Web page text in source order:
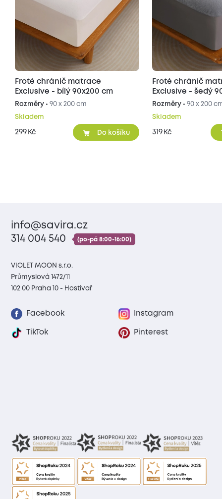
Froté chránič matrace
Exclusive - bílý 90x200 cm
Rozměry • 90 x 200 cm
Skladem
299 Kč Do košíku
Froté chránič
Exclusive - šedý
Rozměry •90 x 200
Skladem
319 Kč
info@savira.cz
314 004 540
(po-pá 8:00-16:00)
VIOLET MOON s.r.o.
Průmyslová 1472/11
102 00 Praha 10 - Hostivař
Facebook Instagram
TikTok Pinterest